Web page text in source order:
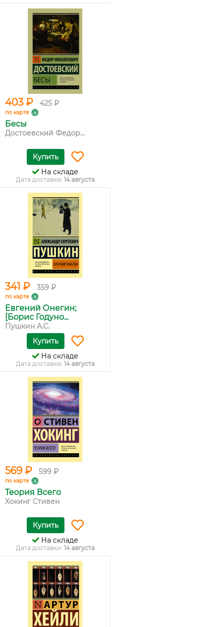
403 ₽ 425 ₽
по карте
Бесы
Достоевский Федор...
Купить
На складе
Дата доставки: 14 августа
341 ₽ 359 ₽
по карте
Евгений Онегин;
[Борис Годуно...
Пушкин А.С.
Купить
На складе
Дата доставки: 14 августа
569 ₽ 599 ₽
по карте
Теория Всего
Хокинг Стивен
Купить
На складе
Дата доставки: 14 августа